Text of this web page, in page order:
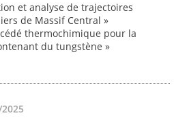
et analyse de trajectoires
de Massif Central »
thermochimique pour la
du tungstène »